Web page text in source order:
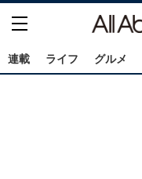
連載 ライフ グルメ